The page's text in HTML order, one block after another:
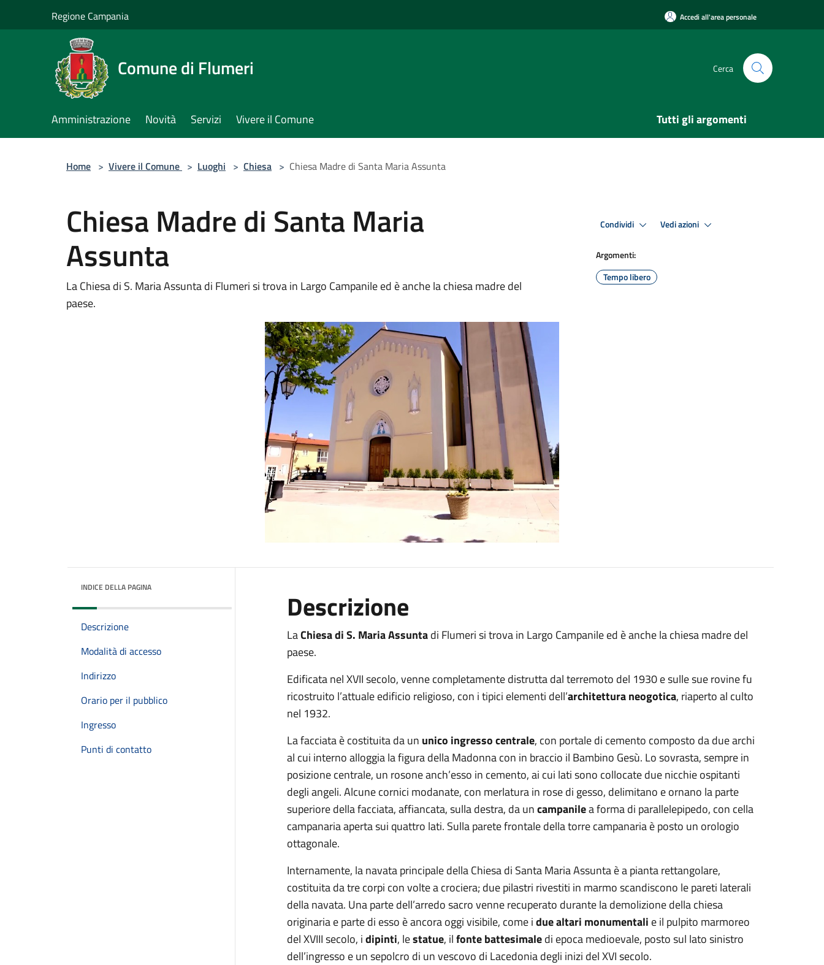
Regione Campania Accedi all'area personale
Comune di Flumeri Cerca
Amministrazione Novità Servizi Vivere il Comune Tutti gli argomenti
Home > Vivere il Comune > Luoghi > Chiesa > Chiesa Madre di Santa Maria Assunta
Chiesa Madre di Santa Maria
Assunta
La Chiesa di S. Maria Assunta di Flumeri si trova in Largo Campanile ed è anche la chiesa madre del
paese.
Condividi Vedi azioni
Argomenti:
Tempo libero
INDICE DELLA PAGINA
Descrizione
Modalità di accesso
Indirizzo
Orario per il pubblico
Ingresso
Punti di contatto
Descrizione
LaChiesa di S. Maria Assuntadi Flumeri si trova in Largo Campanile ed è anche la chiesa madre del
paese.
Edificata nel XVII secolo, venne completamente distrutta dalterremoto del 1930 e sulle sue rovine fu
ricostruito l’attuale edificio religioso, con i tipici elementi dell’architettura neogotica, riaperto al culto
nel 1932.
La facciata è costituita da un unico ingresso centrale, con portale di cemento composto da due archi
al cui interno alloggia la figura della Madonna con in braccio il Bambino Gesù. Lo sovrasta, sempre in
posizione centrale, un rosone anch’esso in cemento, ai cui lati sono collocate due nicchie ospitanti
degli angeli. Alcune cornici modanate, con merlatura in rose di gesso, delimitano e ornano la parte
superiore della facciata, affiancata, sulla destra, da uncampanilea forma di parallelepipedo, con cella
campanaria aperta sui quattro lati. Sulla parete frontale della torre campanaria è posto un orologio
ottagonale.
Internamente, la navata principale della Chiesa di Santa Maria Assunta è a pianta rettangolare,
costituita da tre corpi con volte a crociera; due pilastri rivestiti in marmo scandiscono le pareti laterali
della navata. Una parte dell’arredo sacro venne recuperato durante la demolizione della chiesa
originaria e parte di esso è ancora oggi visibile, come idue altari monumentali e il pulpito marmoreo
del XVIII secolo, idipinti, lestatue, ilfonte battesimaledi epoca medioevale, posto sul lato sinistro
dell’ingresso e un sepolcro di un vescovo di Lacedonia degli inizi del XVI secolo.